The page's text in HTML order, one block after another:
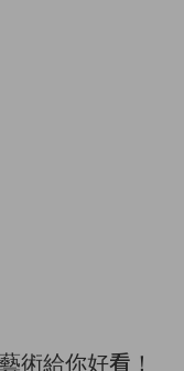
術給你好看！